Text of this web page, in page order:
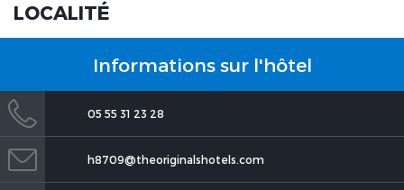
LOCALITÉ
Informations sur l'hôtel
05 55 31 23 28
h8709@theoriginalshotels.com
The Originals City, Limoges
Sud-Feytiat